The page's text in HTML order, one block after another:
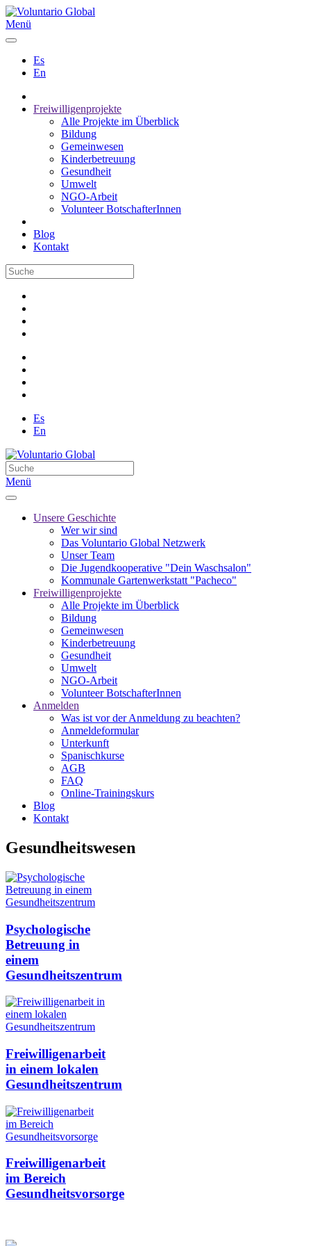
Menü
Es
En
Freiwilligenprojekte
Alle Projekte im Überblick
Bildung
Gemeinwesen
Kinderbetreuung
Gesundheit
Umwelt
NGO-Arbeit
Volunteer BotschafterInnen
Blog
Kontakt
Es
En
Menü
Unsere Geschichte
Wer wir sind
Das Voluntario Global Netzwerk
Unser Team
Die Jugendkooperative "Dein Waschsalon"
Kommunale Gartenwerkstatt "Pacheco"
Freiwilligenprojekte
Alle Projekte im Überblick
Bildung
Gemeinwesen
Kinderbetreuung
Gesundheit
Umwelt
NGO-Arbeit
Volunteer BotschafterInnen
Anmelden
Was ist vor der Anmeldung zu beachten?
Anmeldeformular
Unterkunft
Spanischkurse
AGB
FAQ
Online-Trainingskurs
Blog
Kontakt
Gesundheitswesen
Psychologische
Betreuung in
einem
Gesundheitszentrum
Freiwilligenarbeit
in einem lokalen
Gesundheitszentrum
Freiwilligenarbeit
im Bereich
Gesundheitsvorsorge